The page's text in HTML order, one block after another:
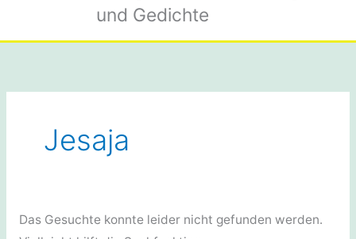
und Gedichte
Jesaja
Das Gesuchte konnte leider nicht gefunden werden.